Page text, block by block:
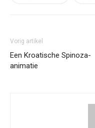
Vorig artikel
Een Kroatische Spinoza-
animatie